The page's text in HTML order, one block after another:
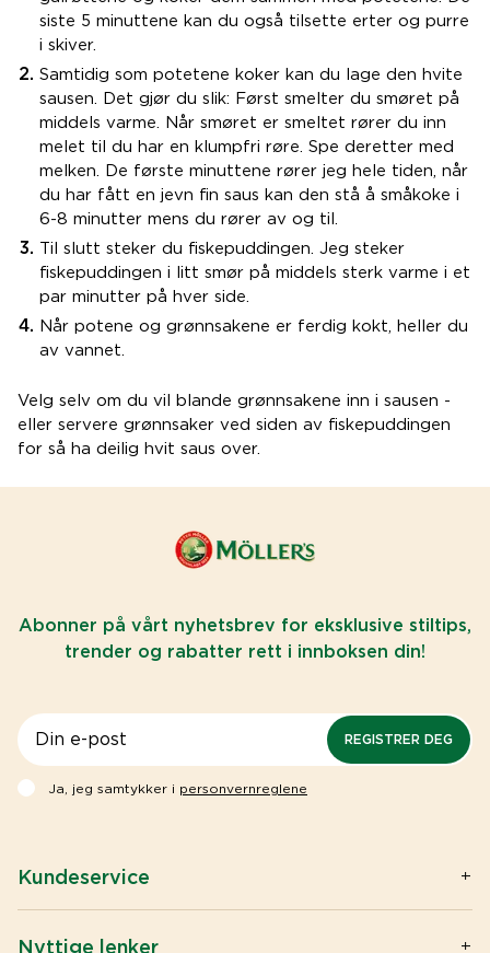
siste 5 minuttene kan du også tilsette erter og purre
i skiver.
Samtidig som potetene koker kan du lage den hvite
sausen. Det gjør du slik: Først smelter du smøret på
middels varme. Når smøret er smeltet rører du inn
melet til du har en klumpfri røre. Spe deretter med
melken. De første minuttene rører jeg hele tiden, når
du har fått en jevn fin saus kan den stå å småkoke i
6-8 minutter mens du rører av og til.
Til slutt steker du fiskepuddingen. Jeg steker
fiskepuddingen i litt smør på middels sterk varme i et
par minutter på hver side.
Når potene og grønnsakene er ferdig kokt, heller du
av vannet.
Velg selv om du vil blande grønnsakene inn i sausen -
eller servere grønnsaker ved siden av fiskepuddingen
for så ha deilig hvit saus over.
Abonner på vårt nyhetsbrev for eksklusive stiltips,
trender og rabatter rett i innboksen din!
REGISTRER DEG
Ja, jeg samtykker i personvernreglene
Kundeservice
Kontakt oss
Spørsmål og svar
Nyttige lenker